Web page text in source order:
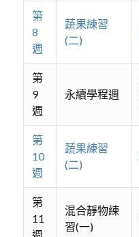
第
8
週
蔬果練習
(二)
第
9
週
永續學程週
第
10
週
蔬果練習
(二)
第
11
混合靜物練
習(一)